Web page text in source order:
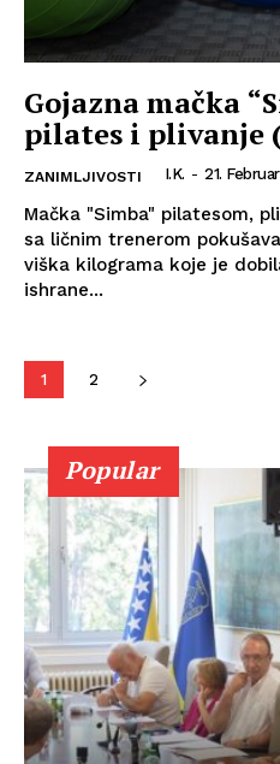
Info
O nama
Kontakt
Impressum
Gojazna mačka
pilates i plivanje
ZANIMLJIVOSTI I.K. - 21.
Mačka "Simba" pilatesom,
sa ličnim trenerom
viška kilograma koje je
ishrane...
1 2
Popular